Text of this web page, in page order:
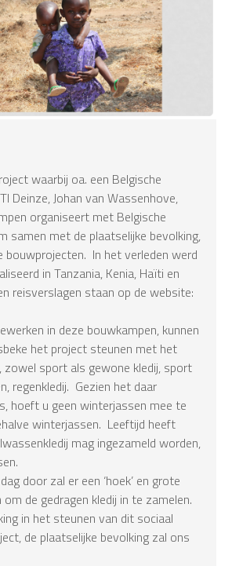
waarbij oa. een Belgische
Deinze, Johan van Wassenhove,
organiseert met Belgische
samen met de plaatselijke bevolking,
bouwprojecten. In het verleden werd
in Tanzania, Kenia, Haïti en
reisverslagen staan op de website:
in deze bouwkampen, kunnen
het project steunen met het
zowel sport als gewone kledij, sport
regenkledij. Gezien het daar
hoeft u geen winterjassen mee te
winterjassen. Leeftijd heeft
mag ingezameld worden,
door zal er een ‘hoek’ en grote
de gedragen kledij in te zamelen.
in het steunen van dit sociaal
de plaatselijke bevolking zal ons